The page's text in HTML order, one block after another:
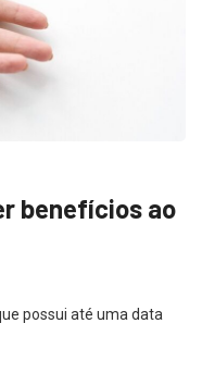
benefícios ao
possui até uma data